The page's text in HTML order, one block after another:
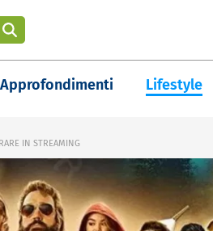
Approfondimenti Lifestyle
IN STREAMING